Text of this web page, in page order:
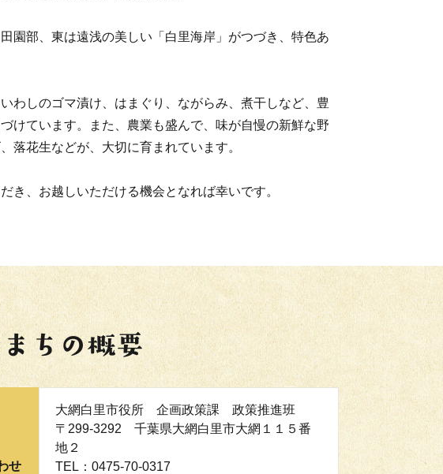
園部、東は遠浅の美しい「白里海岸」がつづき、特色あ
わしのゴマ漬け、はまぐり、ながらみ、煮干しなど、豊
けています。また、農業も盛んで、味が自慢の新鮮な野
落花生などが、大切に育まれています。
、お越しいただける機会となれば幸いです。
せ
大網白里市役所 企画政策課 政策推進班
〒299-3292 千葉県大網白里市大網１１５番
地２
TEL：0475-70-0317